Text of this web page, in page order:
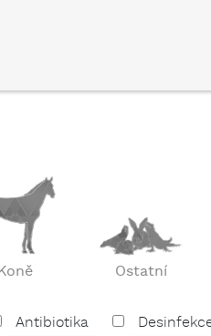
Ostatní
Antibiotika